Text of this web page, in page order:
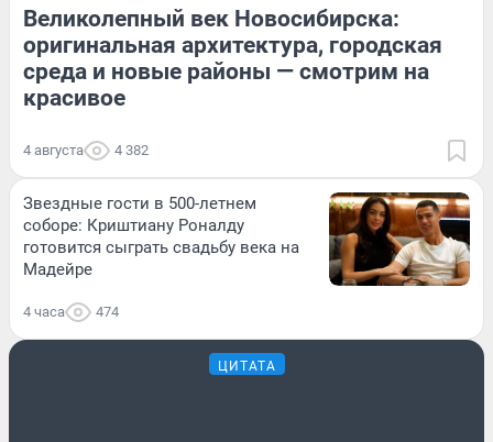
Великолепный век Новосибирска:
оригинальная архитектура, городская
среда и новые районы — смотрим на
красивое
4 августа 4 382
Звездные гости в 500-летнем
соборе: Криштиану Роналду
готовится сыграть свадьбу века на
Мадейре
4 часа 474
ЦИТАТА